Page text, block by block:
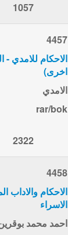
1057
4457
الاحكام للامدي -
اخرى)
الامدي
rar/bok
2322
4458
الاحكام والاداب
الاسراء
احمد محمد